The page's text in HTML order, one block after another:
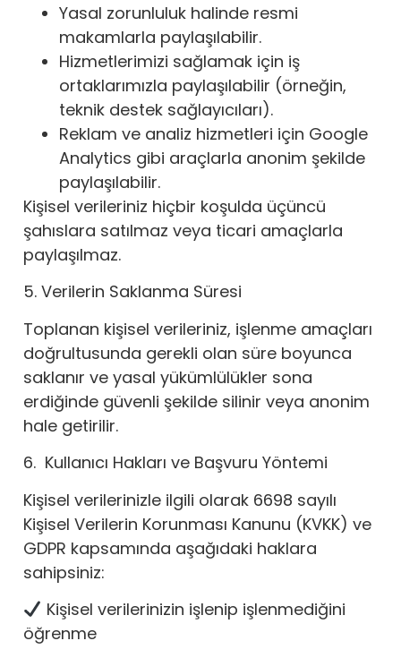
Yasal zorunluluk halinde resmi
makamlarla paylaşılabilir.
Hizmetlerimizi sağlamak için iş
ortaklarımızla paylaşılabilir (örneğin,
teknik destek sağlayıcıları).
Reklam ve analiz hizmetleri için Google
Analytics gibi araçlarla anonim şekilde
paylaşılabilir.
Kişisel verileriniz hiçbir koşulda üçüncü
şahıslara satılmaz veya ticari amaçlarla
paylaşılmaz.
5. Verilerin Saklanma Süresi
Toplanan kişisel verileriniz, işlenme amaçları
doğrultusunda gerekli olan süre boyunca
saklanır ve yasal yükümlülükler sona
erdiğinde güvenli şekilde silinir veya anonim
hale getirilir.
6. Kullanıcı Hakları ve Başvuru Yöntemi
Kişisel verilerinizle ilgili olarak 6698 sayılı
Kişisel Verilerin Korunması Kanunu (KVKK) ve
GDPR kapsamında aşağıdaki haklara
sahipsiniz:
Kişisel verilerinizin işlenip işlenmediğini
öğrenme